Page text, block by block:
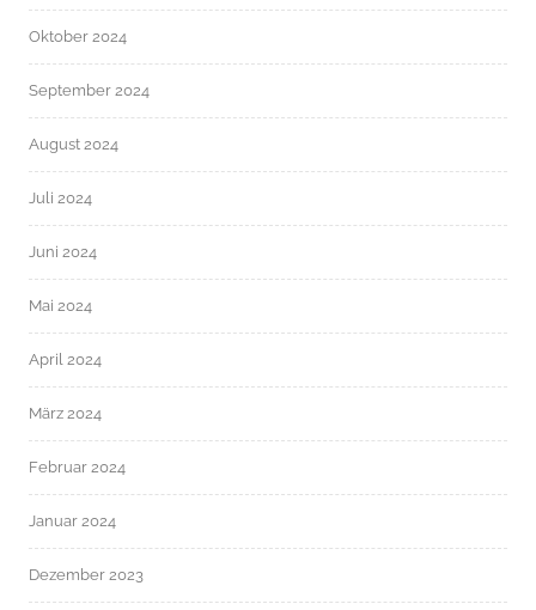
Oktober 2024
September 2024
August 2024
Juli 2024
Juni 2024
Mai 2024
April 2024
März 2024
Februar 2024
Januar 2024
Dezember 2023